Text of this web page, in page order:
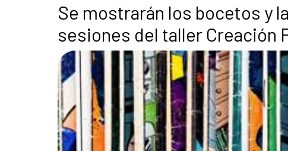
Se mostrarán los bocetos y
sesiones del taller Creación